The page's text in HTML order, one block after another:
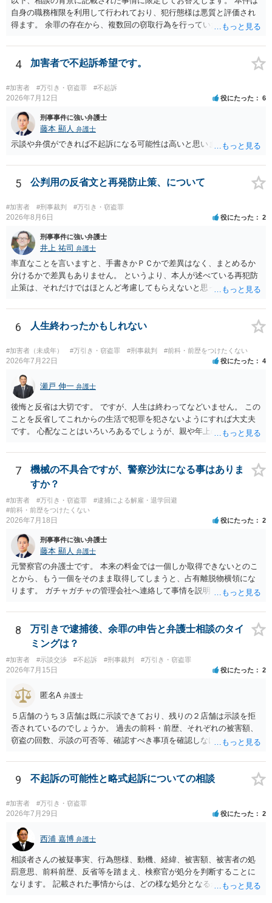
自身の職務権限を利用して行われており、犯行態様は悪質と評価され
得ます。 余罪の存在から、複数回の窃取行為を行っていたことも悪質
ると思われます。 他方、余罪を含めた全額を弁済していることは、被
害者の経済的損害の回復として有利に斟酌されます。 また、前科前歴
利な点です。 その他、家族の監督等の情状証拠を適切に提出すること
で、私見ですが、執行猶予判決を視野に入れることが可能な事案と思
われます。 上記、一つの意見として参考ください。
4 加害者で不起訴希望です。
#加害者 #万引き・窃盗罪 #不起訴
2026年7月12日 役にたった 6
刑事事件に強い弁護士
藤本 顯人 弁護士
示談や弁償ができれば不起訴になる可能性は高いと思います。
5 公判用の反省文と再発防止策、について
#加害者 #刑事裁判 #万引き・窃盗罪
2026年8月6日 役にたった 2
刑事事件に強い弁護士
井上 祐司 弁護士
率直なことを言いますと、手書きかＰＣかで差異はなく、まとめるか
分けるかで差異もありません。 というより、本人が述べている再犯防
止策は、それだけではほとんど考慮してもらえないと思った方が良い
やカウンセリング・治療の内容 ・利用している再犯防止策（例えば保
護観察所と連携した職業支援の内容や具体的な就労・監督状況） ・監
なければあまり意味がありません。 もともと執行猶予が狙える事案で
あれば本人の反省の言葉だけで十分であり、実刑となるか微妙な事案
では、本人が再発防止策をいくら述べてもほとんど効果は望めないと
いうのが実感です。
6 人生終わったかもしれない
#加害者（未成年） #万引き・窃盗罪 #刑事裁判 #前科・前歴をつけたくない
2026年7月22日 役にたった 4
瀬戸 伸一 弁護士
後悔と反省は大切です。 ですが、人生は終わってなどいません。 この
ことを反省してこれからの生活で犯罪を犯さないようにすれば大丈夫
です。 心配なことはいろいろあるでしょうが、親や年上の兄弟や信頼
す。
7
機械の不具合ですが、警察沙汰になる事はありま
すか？
#加害者 #万引き・窃盗罪
#逮捕による解雇・退学回避
#前科・前歴をつけたくない
2026年7月18日 役にたった 2
刑事事件に強い弁護士
藤本 顯人 弁護士
元警察官の弁護士です。 本来の料金では一個しか取得できないとのこ
とから、もう一個をそのまま取得してしまうと、占有離脱物横領にな
ります。 ガチャガチャの管理会社へ連絡して事情を説明して一個返還
あるいは管理会社がお金は不要かつ返還不要との申し出があれば取得
しても問題ありません。
8
万引きで逮捕後、余罪の申告と弁護士相談のタイ
ミングは？
#加害者 #示談交渉 #不起訴 #刑事裁判 #万引き・窃盗罪
2026年7月15日 役にたった 2
匿名A 弁護士
５店舗のうち３店舗は既に示談できており、残りの２店舗は示談を拒
否されているのでしょうか。 過去の前科・前歴、それぞれの被害額、
窃盗の回数、示談の可否等、確認すべき事項を確認しなければ刑罰の
いいと思います。
9 不起訴の可能性と略式起訴についての相談
#加害者 #万引き・窃盗罪
2026年7月29日 役にたった 2
西浦 嘉博 弁護士
相談者さんの被疑事実、行為態様、動機、経緯、被害額、被害者の処
罰意思、前科前歴、反省等を踏まえ、検察官が処分を判断することに
なります。 記載された事情からは、どの様な処分となるかを明確に判